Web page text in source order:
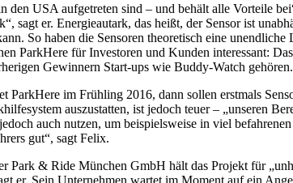
den USA aufgetreten sind – und behält alle Vorteile
sagt er. Energieautark, das heißt, der Sensor ist
So haben die Sensoren theoretisch eine
ParkHere für Investoren und Kunden interessant:
Gewinnern Start-ups wie Buddy-Watch gehören.
ParkHere im Frühling 2016, dann sollen erstmals
auszustatten, ist jedoch teuer – „unseren
auch nutzen, um beispielsweise in viel
gut“, sagt Felix.
Park & Ride München GmbH hält das Projekt für
er. Sein Unternehmen wartet im Moment auf ein